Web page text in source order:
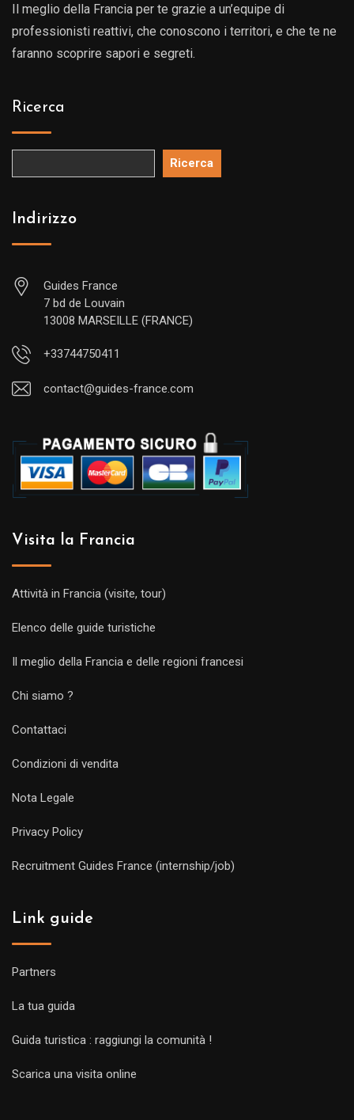
Il meglio della Francia per te grazie a un’equipe di
professionisti reattivi, che conoscono i territori, e che te ne
faranno scoprire sapori e segreti.
Ricerca
Ricerca
Indirizzo
Guides France
7 bd de Louvain
13008 MARSEILLE (FRANCE)
+33744750411
contact@guides-france.com
Visita la Francia
Attività in Francia (visite, tour)
Elenco delle guide turistiche
Il meglio della Francia e delle regioni francesi
Chi siamo ?
Contattaci
Condizioni di vendita
Nota Legale
Privacy Policy
Recruitment Guides France (internship/job)
Link guide
Partners
La tua guida
Guida turistica : raggiungi la comunità !
Scarica una visita online